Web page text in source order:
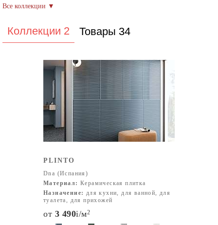
вкрапления, что делает её идеальной для создания
стильных интерьеров и экстерьеров. Среди
стилем, а также плитку в форме миниатюрных
гексагонов, которая популярна для отделки полов в
ванных комнатах, кухнях, гостиных и других
помещениях. Особое внимание привлекает имитация
техники "терраццо", которая востребована в
современном дизайне.
Производство Dna Tiles основано на использовании
высококачественного сырья, инновационных
экологическую безопасность, что делает её
долговечной, прочной и эстетически привлекательной.
Коллекции 2 Товары 34
PLINTO
Dna (Испания)
Материал: Керамическая плитка
Назначение: для кухни, для ванной, для
туалета, для прихожей
от 3 490i/м2